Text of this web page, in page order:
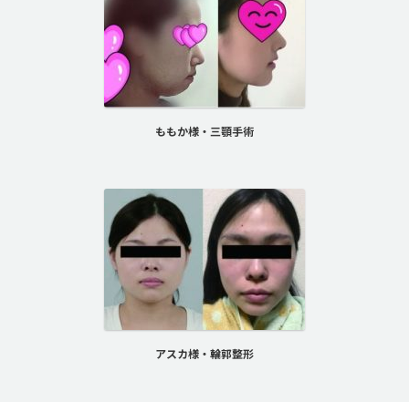
ももか様・三顎手術
アスカ様・輪郭整形